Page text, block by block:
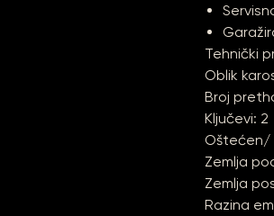
Tehnički
Oblik
Broj
Ključevi: 2
Oštećen/
Zemlja
Zemlja
Razina